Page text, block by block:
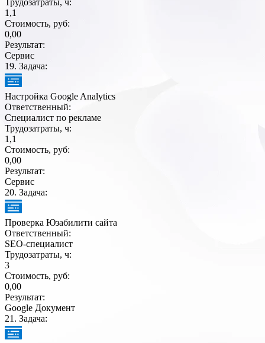
Трудозатраты, ч:
1,1
Стоимость, руб:
0,00
Результат:
Сервис
19. Задача:
Настройка Google Analytics
Ответственный:
Специалист по рекламе
Трудозатраты, ч:
1,1
Стоимость, руб:
0,00
Результат:
Сервис
20. Задача:
Проверка Юзабилити сайта
Ответственный:
SEO-специалист
Трудозатраты, ч:
3
Стоимость, руб:
0,00
Результат:
Google Документ
21. Задача: